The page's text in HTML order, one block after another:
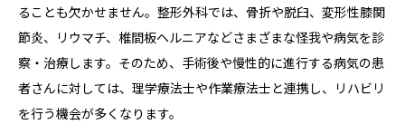
ることも欠かせません。整形外科では、骨折や脱臼、変形性膝関
節炎、リウマチ、椎間板ヘルニアなどさまざまな怪我や病気を診
察・治療します。そのため、手術後や慢性的に進行する病気の患
者さんに対しては、理学療法士や作業療法士と連携し、リハビリ
を行う機会が多くなります。